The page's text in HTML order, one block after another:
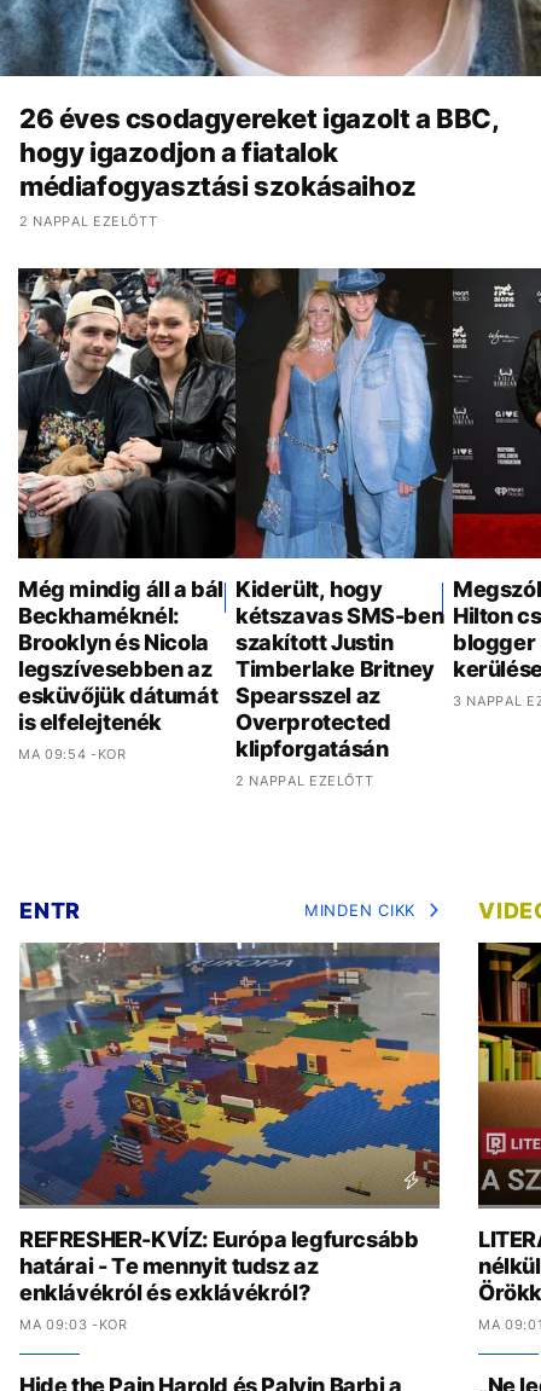
26 éves csodagyereket igazolt a BBC,
hogy igazodjon a fiatalok
médiafogyasztási szokásaihoz
2 NAPPAL EZELŐTT
Még mindig áll a bál
Beckhaméknél:
Brooklyn és Nicola
legszívesebben az
esküvőjük dátumát
is elfelejtenék
MA 09:54 -KOR
Kiderült, hogy
kétszavas SMS-ben
szakított Justin
Timberlake Britney
Spearsszel az
Overprotected
klipforgatásán
2 NAPPAL EZELŐTT
Hilton
blogger
3 NAPPAL
ENTR MINDEN CIKK
REFRESHER-KVÍZ: Európa legfurcsább
határai - Te mennyit tudsz az
enklávékról és exklávékról?
MA 09:03 -KOR
Hide the Pain Harold és Palvin Barbi a
MA
„Ne